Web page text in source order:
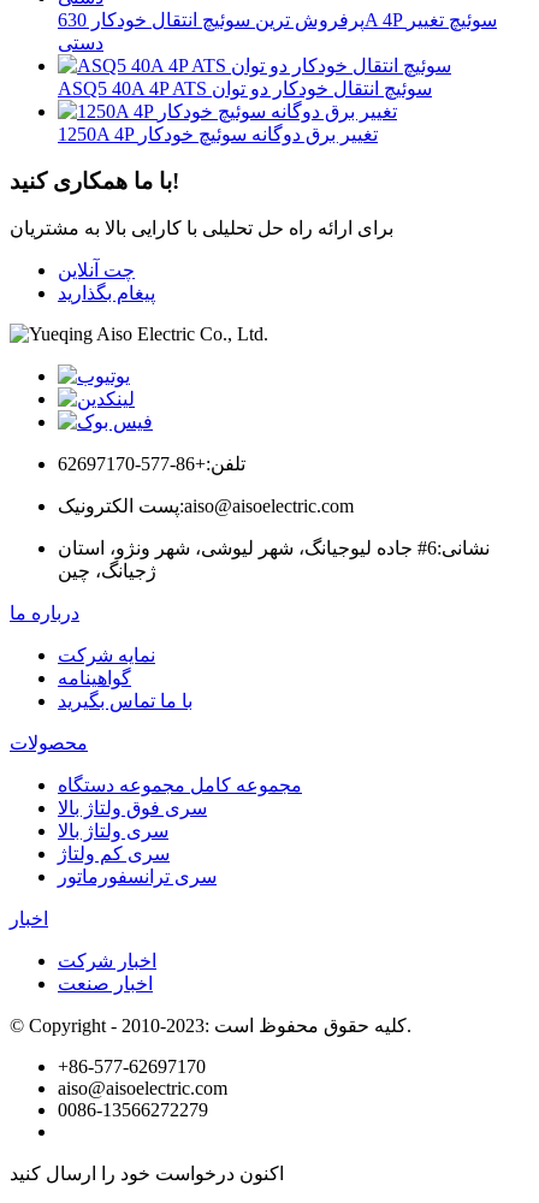
پرفروش ترین سوئیچ انتقال خودکار 630A 4P سوئیچ تغییر
دستی
ASQ5 40A 4P ATS سوئیچ انتقال خودکار دو توان
1250A 4P تغییر برق دوگانه سوئیچ خودکار
با ما همکاری کنید!
برای ارائه راه حل تحلیلی با کارایی بالا به مشتریان
چت آنلاین
پیغام بگذارید
تلفن:+86-577-62697170
پست الکترونیک:aiso@aisoelectric.com
نشانی: 6# جاده لیوجیانگ، شهر لیوشی، شهر ونژو، استان
ژجیانگ، چین
درباره ما
نمایه شرکت
گواهینامه
با ما تماس بگیرید
محصولات
مجموعه کامل مجموعه دستگاه
سری فوق ولتاژ بالا
سری ولتاژ بالا
سری کم ولتاژ
سری ترانسفورماتور
اخبار
اخبار شرکت
اخبار صنعت
© Copyright - 2010-2023: کلیه حقوق محفوظ است.
+86-577-62697170
aiso@aisoelectric.com
0086-13566272279
اکنون درخواست خود را ارسال کنید